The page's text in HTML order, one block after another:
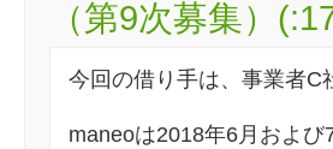
（第9次募集）
今回の借り手は、事業者C
maneoは2018年6月およ